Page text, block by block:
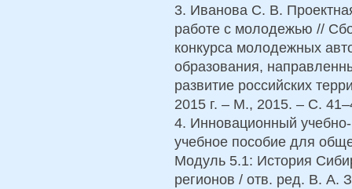
3. Иванова С. В.
работе с молодежью //
конкурса молодежных
образования,
развитие российских
2015 г. – М., 2015. – С.
4. Инновационный
учебное пособие для
Модуль 5.1: История
регионов / отв. ред. В.